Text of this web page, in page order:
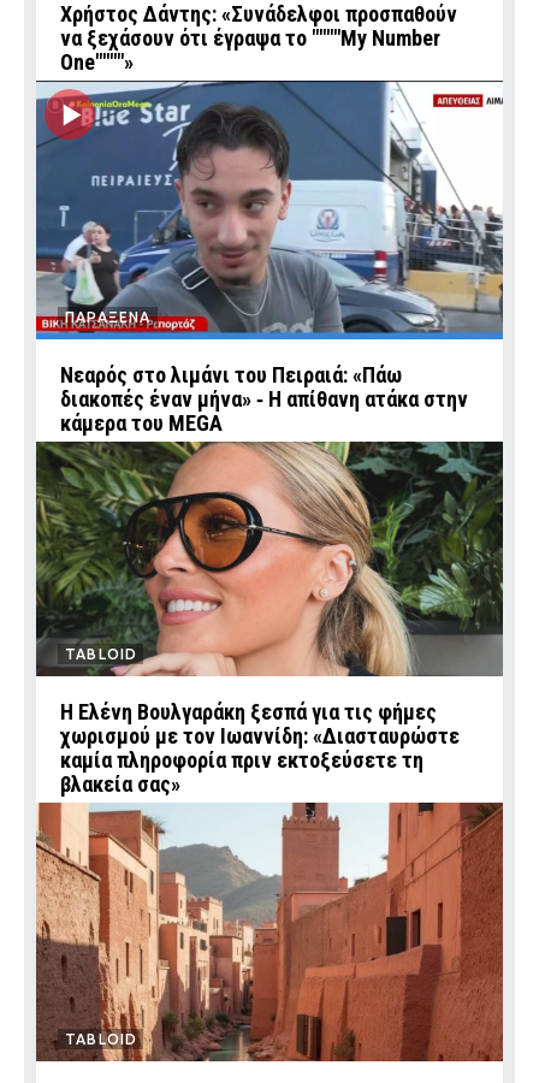
Χρήστος Δάντης: «Συνάδελφοι προσπαθούν
να ξεχάσουν ότι έγραψα το """"My Number
One""""»
ΠΑΡΑΞΕΝΑ
Νεαρός στο λιμάνι του Πειραιά: «Πάω
διακοπές έναν μήνα» ‑ Η απίθανη ατάκα στην
κάμερα του MEGA
TABLOID
Η Ελένη Βουλγαράκη ξεσπά για τις φήμες
χωρισμού με τον Ιωαννίδη: «Διασταυρώστε
καμία πληροφορία πριν εκτοξεύσετε τη
βλακεία σας»
TABLOID